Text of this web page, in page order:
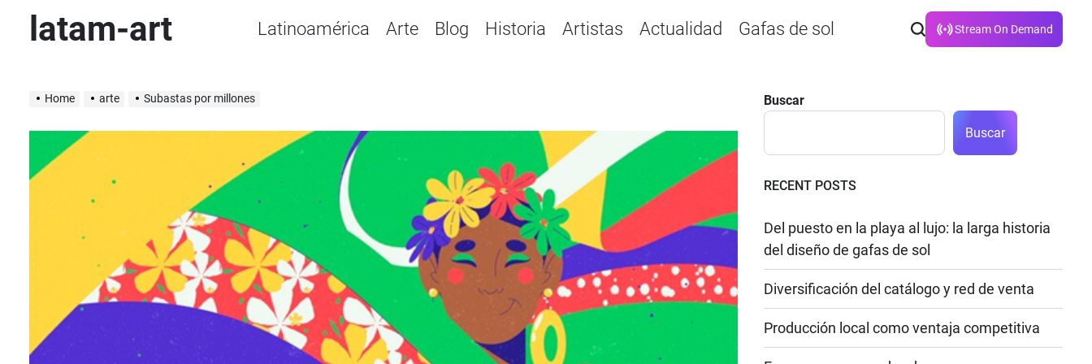
latam-art Latinoamérica Arte Blog Historia Artistas Actualidad Gafas de sol Stream On Demand
Home arte Subastas por millones Buscar
Buscar
RECENT POSTS
Del puesto en la playa al lujo: la larga historia
del diseño de gafas de sol
Diversificación del catálogo y red de venta
Producción local como ventaja competitiva